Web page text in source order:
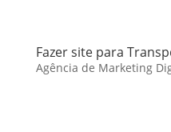
Fazer site para
Agência de Marketing